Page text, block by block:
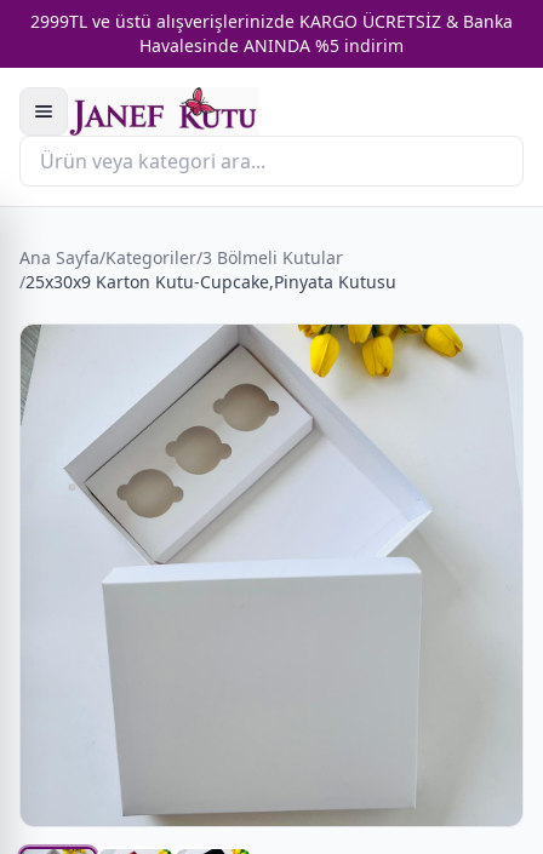
2999TL ve üstü alışverişlerinizde KARGO ÜCRETSİZ & Banka
Havalesinde ANINDA %5 indirim
Ana Sayfa/Kategoriler/3 Bölmeli Kutular
/25x30x9 Karton Kutu-Cupcake,Pinyata Kutusu